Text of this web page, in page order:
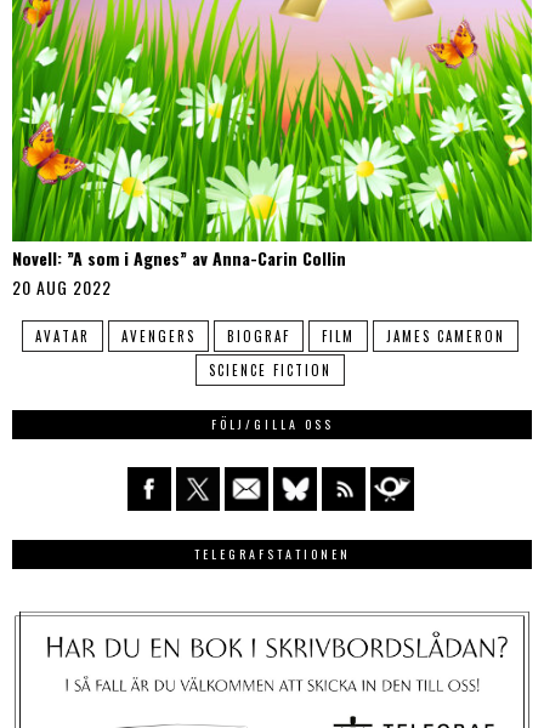
Novell: ”A som i Agnes” av Anna-Carin Collin
20 AUG 2022
AVATAR AVENGERS BIOGRAF FILM
JAMES CAMERON
SCIENCE FICTION
FÖLJ/GILLA OSS
TELEGRAFSTATIONEN